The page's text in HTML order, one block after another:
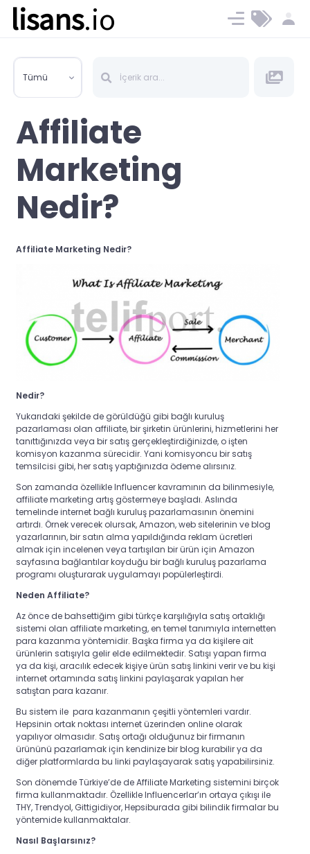
lisans.io Ücret ve Planlar
Tümü
Affiliate
Marketing
Nedir?
Affiliate Marketing Nedir?
Nedir?
Yukarıdaki şekilde de görüldüğü gibibağlı kuruluş
pazarlaması olan affiliate, bir şirketin ürünlerini, hizmetlerini her
tanıttığınızda veya bir satış gerçekleştirdiğinizde, o işten
komisyon kazanma sürecidir. Yani komisyoncu bir satış
temsilcisi gibi, her satış yaptığınızda ödeme alırsınız.
Son zamanda özellikle Influencer kavramının da bilinmesiyle,
affiliate marketing artış göstermeye başladı. Aslında
temelinde internetbağlı kuruluş pazarlamasının önemini
artırdı. Örnek verecek olursak, Amazon, web sitelerinin ve blog
yazarlarının, bir satın alma yapıldığında reklam ücretleri
almak için incelenen veya tartışılan bir ürün için Amazon
sayfasına bağlantılar koyduğu bir bağlı kuruluş pazarlama
programı oluşturarak uygulamayı popülerleştirdi.
Neden Affiliate?
Az önce de bahsettiğim gibitürkçe karşılığıyla satış ortaklığı
sistemi olan affiliate marketing, en temel tanımıyla internetten
para kazanma yöntemidir. Başka firma ya da kişilere ait
ürünlerin satışıyla gelir elde edilmektedir. Satışı yapan firma
ya da kişi, aracılık edecek kişiye ürün satış linkini verir ve bu kişi
internet ortamında satış linkini paylaşarak yapılan her
satıştan para kazanır.
Bu sistem ile para kazanmanın çeşitli yöntemleri vardır.
Hepsinin ortak noktası internet üzerinden online olarak
yapılıyor olmasıdır. Satış ortağı olduğunuz bir firmanın
ürününü pazarlamak için kendinize bir blog kurabilir ya da
diğer platformlarda bu linki paylaşayarak satış yapabilirsiniz.
Son dönemde Türkiye’de de Affiliate Marketing sistemini birçok
firma kullanmaktadır. Özellikle Influencerlar’ın ortaya çıkışı ile
THY, Trendyol, Gittigidiyor, Hepsiburada gibi bilindik firmalar bu
yöntemide kullanmaktalar.
Nasıl Başlarsınız?